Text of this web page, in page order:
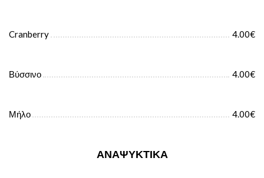
Cranberry 4.00€
Βύσσινο 4.00€
Μήλο 4.00€
ΑΝΑΨΥΚΤΙΚΆ